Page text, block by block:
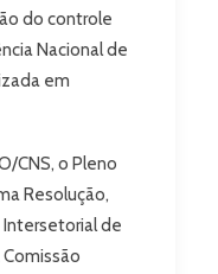
do controle
Nacional de
em
CNS, o Pleno
Resolução,
de